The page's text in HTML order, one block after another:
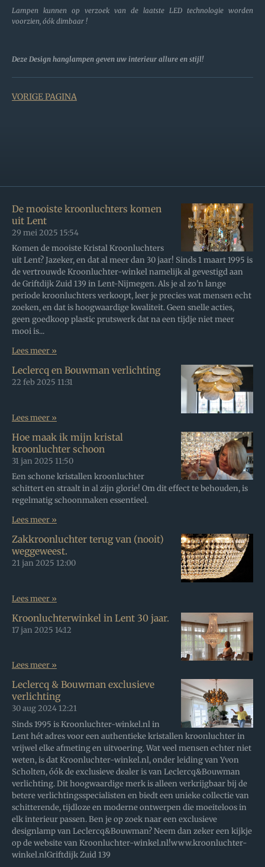
Lampen kunnen op verzoek van de laatste LED technologie worden
voorzien, óók dimbaar !
Deze Design hanglampen geven uw interieur allure en stijl!
VORIGE PAGINA
De mooiste kroonluchters komen
uit Lent
29 mei 2025 15:54
Komen de mooiste Kristal Kroonluchters
uit Lent? Jazeker, en dat al meer dan 30 jaar! Sinds 1 maart 1995 is
de vertrouwde Kroonluchter-winkel namelijk al gevestigd aan
de Griftdijk Zuid 139 in Lent-Nijmegen. Als je al zo'n lange
periode kroonluchters verkoopt, leer je precies wat mensen echt
zoeken, en dat is hoogwaardige kwaliteit. Geen snelle acties,
geen goedkoop plastic prutswerk dat na een tijdje niet meer
mooi is...
Lees meer »
Leclercq en Bouwman verlichting
22 feb 2025 11:31
Lees meer »
Hoe maak ik mijn kristal
kroonluchter schoon
31 jan 2025 11:50
Een schone kristallen kroonluchter
schittert en straalt in al zijn glorie! Om dit effect te behouden, is
regelmatig schoonmaken essentieel.
Lees meer »
Zakkroonluchter terug van (nooit)
weggeweest.
21 jan 2025 12:00
Lees meer »
Kroonluchterwinkel in Lent 30 jaar.
17 jan 2025 14:12
Lees meer »
Leclercq & Bouwman exclusieve
verlichting
30 aug 2024 12:21
Sinds 1995 is Kroonluchter-winkel.nl in
Lent hét adres voor een authentieke kristallen kroonluchter in
vrijwel elke afmeting en uitvoering. Wat veel mensen echter niet
weten, is dat Kroonluchter-winkel.nl, onder leiding van Yvon
Scholten, óók de exclusieve dealer is van Leclercq&Bouwman
verlichting. Dit hoogwaardige merk is alleen verkrijgbaar bij de
betere verlichtingsspecialisten en biedt een unieke collectie van
schitterende, tijdloze en moderne ontwerpen die moeiteloos in
elk interieur passen. Ben je op zoek naar een exclusieve
designlamp van Leclercq&Bouwman? Neem dan zeker een kijkje
op de website van Kroonluchter-winkel.nl!www.kroonluchter-
winkel.nlGriftdijk Zuid 139